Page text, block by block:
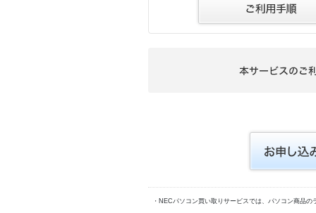
・NECパソコン買い取りサービスでは、パソコン商品